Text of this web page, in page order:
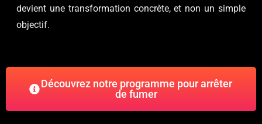
devient une transformation concrète, et non un simple
objectif.
Découvrez notre programme pour arrêter
de fumer